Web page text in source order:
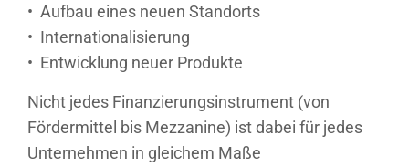
• Aufbau eines neuen Standorts
• Internationalisierung
• Entwicklung neuer Produkte
Nicht jedes Finanzierungsinstrument (von
Fördermittel bis Mezzanine) ist dabei für jedes
Unternehmen in gleichem Maße